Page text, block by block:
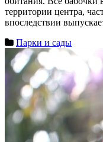
территории центра,
впоследствии
Парки и сады